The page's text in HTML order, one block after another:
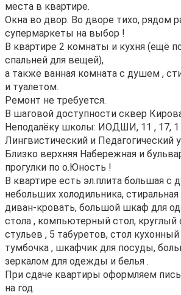
места в квартире.
Окна во двор. Во дворе тихо, рядом
супермаркеты на выбор !
В квартире 2 комнаты и кухня (ещё
спальней для вещей),
а также ванная комната с душем ,
и туалетом.
Ремонт не требуется.
В шаговой доступности сквер
Неподалёку школы: ИОДШИ, 11 , 17, 1
Лингвистический и Педагогический
Близко верхняя Набережная и
прогулки по о.Юность !
В квартире есть эл.плита большая с
небольших холодильника,
диван-кровать, большой шкаф для
стола , компьютерный стол, круглый
стульев , 5 табуретов, стол
тумбочка , шкафчик для посуды,
зеркалом для одежды и белья .
При сдаче квартиры оформляем
на год.